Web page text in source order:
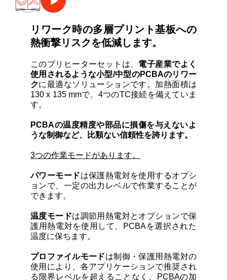
日本語
リワーク時の多層プリント基板への
熱衝撃リスクを低減します。
このプリヒーターセットは、 電子産業でよく
使用されるような小型/中型のPCBAのリワー
クに最適なソリューションです。加熱面積は
130 x 135 mmで、4つのTC接続を備えていま
す。
PCBAの温度精度や部品に損傷を与えないよ
うな制御など、比類ない信頼性を誇ります。
3つの作業モードがあります。
パワーモードは保護熱電対を使用するオプシ
ョンで、一定の出力レベルで作業することが
できます。
温度モードは調節用熱電対とオプションで保
護用熱電対を使用して、PCBAを選択された
温度に保ちます。
プロファイルモードは制御・保護用熱電対の
使用により、各アプリケーションで推奨され
る限界レベルを超えることなく、PCBAの加